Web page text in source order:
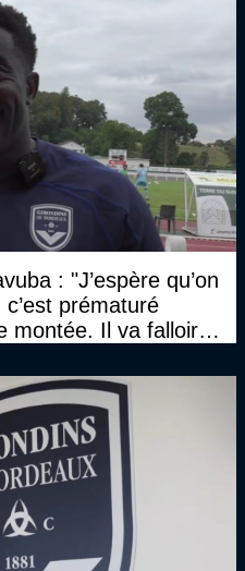
: "J’espère qu’on
prématuré
montée. Il va falloir